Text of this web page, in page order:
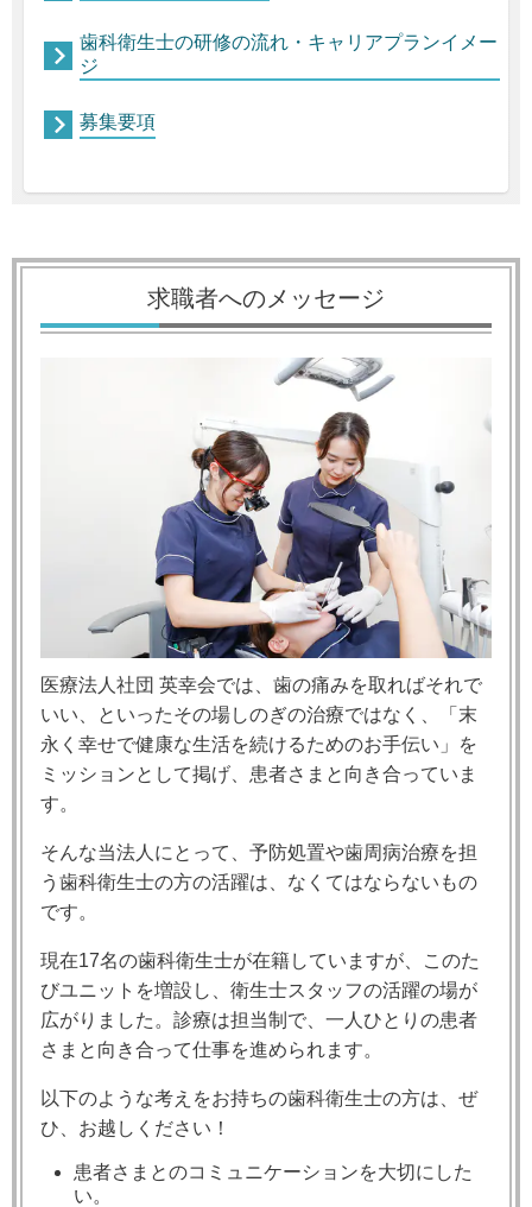
歯科衛生士の研修の流れ・キャリアプランイメー
ジ
募集要項
求職者へのメッセージ
医療法人社団 英幸会では、歯の痛みを取ればそれで
いい、といったその場しのぎの治療ではなく、「末
永く幸せで健康な生活を続けるためのお手伝い」を
ミッションとして掲げ、患者さまと向き合っていま
す。
そんな当法人にとって、予防処置や歯周病治療を担
う歯科衛生士の方の活躍は、なくてはならないもの
です。
現在17名の歯科衛生士が在籍していますが、
このた
びユニットを増設し、 衛生士スタッフの活躍の場が
広がりました。診療は担当制で、一人ひとりの患者
さまと向き合って仕事を進められます。
以下のような考えをお持ちの歯科衛生士の方は、ぜ
ひ、お越しください！
患者さまとのコミュニケーションを⼤切にした
い。